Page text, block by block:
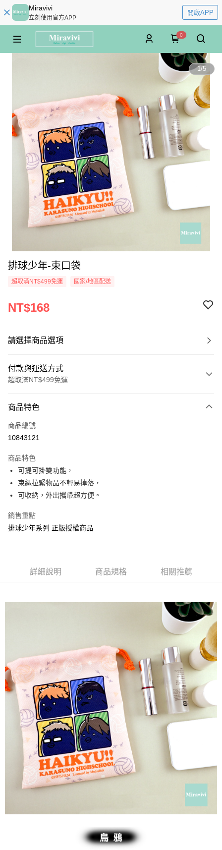
Miravivi
立刻使用官方APP
開啟APP
0
1/5
排球少年-束口袋
超取滿NT$499免運 國家/地區配送
NT$168
請選擇商品選項
付款與運送方式
超取滿NT$499免運
信用卡一次付款
超商取貨付款
Apple Pay
街口支付
AFTEE先享後付
１．簡單：不需註冊會員、不需綁卡、不需儲值。
１．於結帳方式選擇「AFTEE先享後付」後，將跳轉至「AFTEE先享後付」
３．收到繳費通知簡訊後14天內，點擊此簡訊中的連結，可透過四大超商／
ATM／網路銀行／等多元方式進行付款，方視為交易完成。
※ 請注意：結帳手續完成當下不需立刻繳費，但若您需要取消訂單，請聯絡
購買商品的店家。未經商家同意取消之訂單仍視為有效，需透過AFTEE先享
後付繳納相關費用。
※ 交易是否成功請以「AFTEE先享後付 」之結帳頁面顯示為準，若有關於
是否繳費成功／繳費後需取消欲退款等相關疑問，請聯繫「AFTEE先享後付
客戶支援中心」https://netprotections.freshdesk.com/support/home
【注意事項】
１．透過由恩沛科技股份有限公司提供之「AFTEE先享後付」服務完成之交
易，需依本服務之必要範圍內提供個人資料，並將交易相關給付款項請求債
權轉讓予恩沛科技股份有限公司。
２．關於個人資料處理事宜，請瀏覽以下網址：
https://aftee.tw/terms/#terms3
３．未成年的使用者請事先徵得法定代理人或監護人之同意方可使用
「AFTEE先享後付」，若未經同意申辦者引起之損失，本公司不負相關責
４．使用「AFTEE先享後付」時，將依據個別帳號之用戶狀況，依本公司即
時審查核予不同之上限額度；若仍有額度不足之情形，本公司將視審查結果
５．嚴禁一人註冊多個帳號或使用他人資訊註冊。若發現惡意使用之情形，
恩沛科技股份有限公司將有權停止該用戶之使用額度並採取法律行動。
運送方式
7-11付款取貨
每筆NT$60，滿NT$499(含以上)免運費
付款後7-11取貨
每筆NT$60，滿NT$499(含以上)免運費
宅配
每筆NT$120，滿NT$499(含以上)免運費
海外宅配
商品特色
商品編號
10843121
商品特色
可提可掛雙功能，
束繩拉緊物品不輕易掉落，
可收納，外出攜帶超方便。
銷售重點
排球少年系列 正版授權商品
詳細說明 商品規格 相關推薦